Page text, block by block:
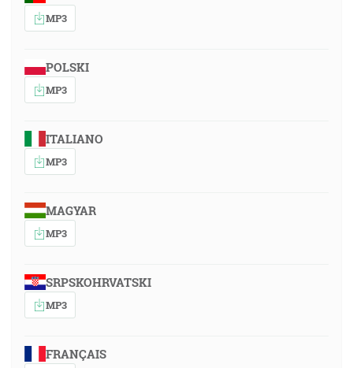
MP3
POLSKI
MP3
ITALIANO
MP3
MAGYAR
MP3
SRPSKOHRVATSKI
MP3
FRANÇAIS